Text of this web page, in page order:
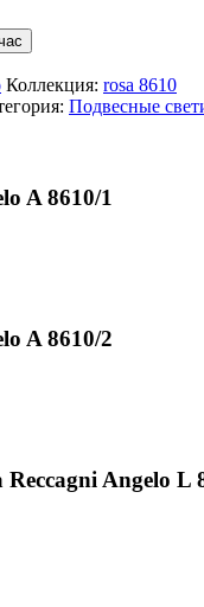
Коллекция: rosa 8610
Подвесные
A 8610/1
A 8610/2
Angelo L